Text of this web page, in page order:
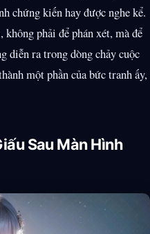
chứng kiến hay được nghe kể.
phải để phán xét, mà để
diễn ra trong dòng chảy cuộc
một phần của bức tranh ấy,
Sau Màn Hình